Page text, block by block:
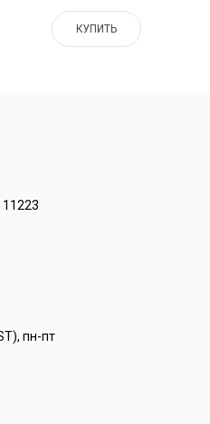
КУПИТЬ
11223
пн-пт